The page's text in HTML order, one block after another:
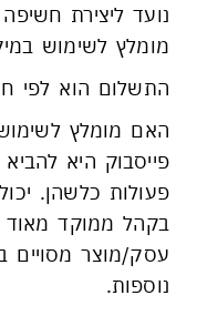
נועד ליצירת
מומלץ לשימוש
התשלום הוא לפי
האם מומלץ
פייסבוק היא
פעולות כלשהן.
בקהל ממוקד מאוד
עסק/מוצר מסויים
נוספות.